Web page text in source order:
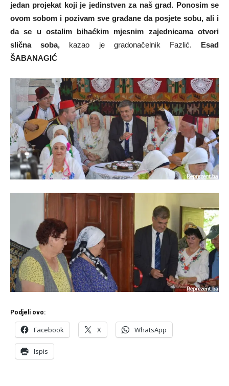
jedan projekat koji je jedinstven za naš grad. Ponosim se
ovom sobom i pozivam sve građane da posjete sobu, ali i
da se u ostalim bihaćkim mjesnim zajednicama otvori
slična soba, kazao je gradonačelnik Fazlić. Esad
ŠABANAGIĆ
Podjeli ovo:
Facebook X WhatsApp
Ispis